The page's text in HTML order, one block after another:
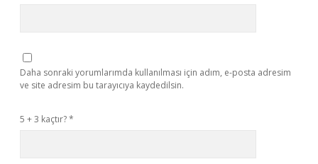
Daha sonraki yorumlarımda kullanılması için adım, e-posta adresim
ve site adresim bu tarayıcıya kaydedilsin.
5 + 3 kaçtır?*